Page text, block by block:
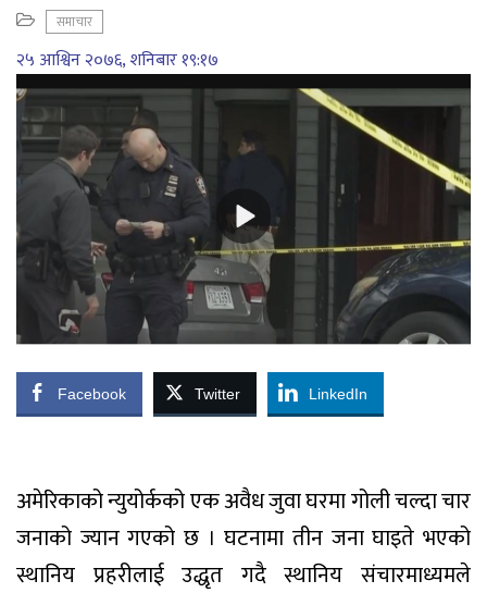
समाचार
२५ आश्विन २०७६, शनिबार १९:१७
Facebook Twitter LinkedIn
अमेरिकाको न्युयोर्कको एक अवैध जुवा घरमा गोली चल्दा चार
जनाको ज्यान गएको छ । घटनामा तीन जना घाइते भएको
स्थानिय प्रहरीलाई उद्धृत गदै स्थानिय संचारमाध्यमले